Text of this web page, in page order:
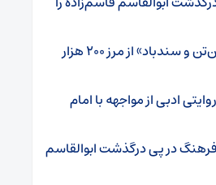
چاپ چهل‌ونهم «تن‌تن و سندباد» از مرز ۲۰۰ هزار
ادبی از مواجهه با امام
در پی درگذشت ابوالقاسم